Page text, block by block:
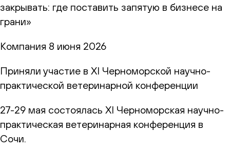
закрывать: где поставить запятую в бизнесе на
грани»
Компания 8 июня 2026
Приняли участие в XI Черноморской научно-
практической ветеринарной конференции
27-29 мая состоялась XI Черноморская научно-
практическая ветеринарная конференция в
Сочи.